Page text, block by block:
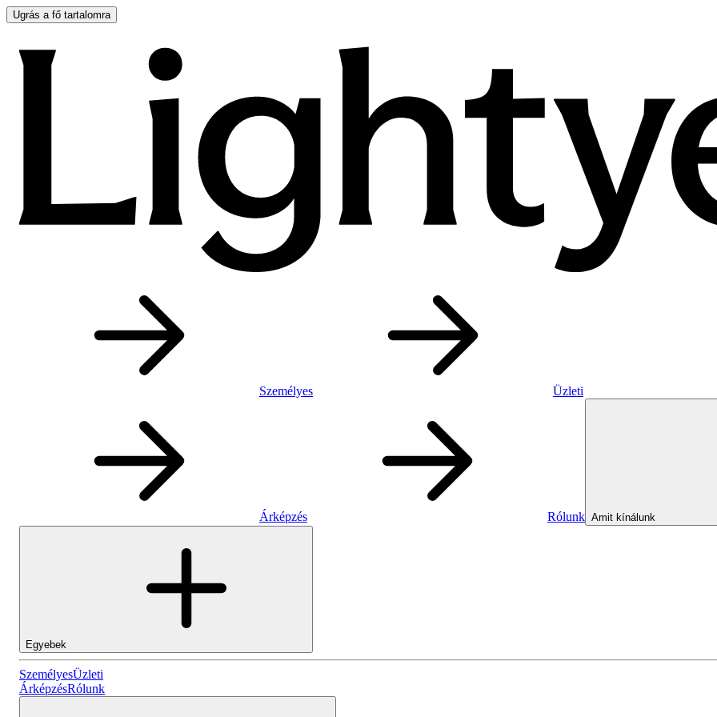
Ugrás a fő tartalomra
Személyes Üzleti
Árképzés Rólunk Amit kínálunk
Személyes
Egyebek
SzemélyesÜzleti
ÁrképzésRólunk